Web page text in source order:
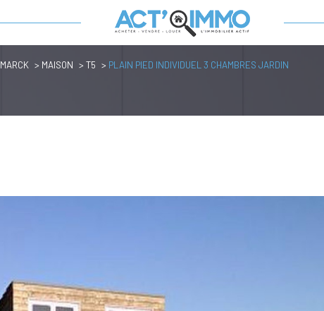
MARCK MAISON T5 PLAIN PIED INDIVIDUEL 3 CHAMBRES JARDIN